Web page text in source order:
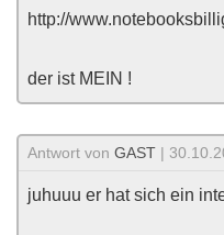
http://
der ist MEIN !
Antwort von GAST |
juhuuu er hat sich ein